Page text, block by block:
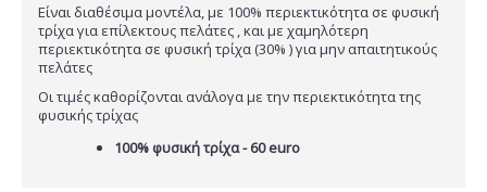
Είναι διαθέσιμα μοντέλα, με 100% περιεκτικότητα σε φυσική
τρίχα για επίλεκτους πελάτες , και με χαμηλότερη
περιεκτικότητα σε φυσική τρίχα (30% ) για μην απαιτητικούς
πελάτες
Οι τιμές καθορίζονται ανάλογα με την περιεκτικότητα της
φυσικής τρίχας
100% φυσική τρίχα - 60 euro